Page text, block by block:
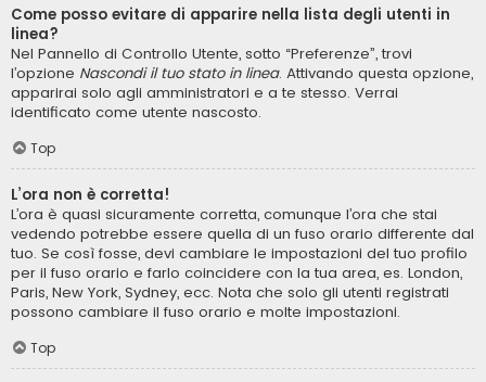
Come posso evitare di apparire nella lista degli utenti in
linea?
Nel Pannello di Controllo Utente, sotto “Preferenze”, trovi
l’opzione Nascondi il tuo stato in linea. Attivando questa opzione,
apparirai solo agli amministratori e a te stesso. Verrai
identificato come utente nascosto.
Top
L’ora non è corretta!
L’ora è quasi sicuramente corretta, comunque l’ora che stai
vedendo potrebbe essere quella di un fuso orario differente dal
tuo. Se così fosse, devi cambiare le impostazioni del tuo profilo
per il fuso orario e farlo coincidere con la tua area, es. London,
Paris, New York, Sydney, ecc. Nota che solo gli utenti registrati
possono cambiare il fuso orario e molte impostazioni.
Top